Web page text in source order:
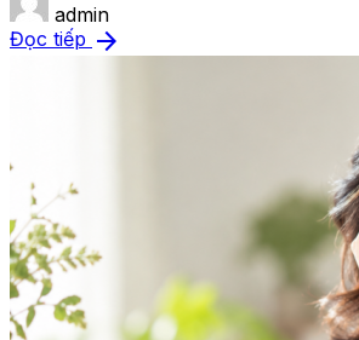
admin
Đọc tiếp arrow_forward